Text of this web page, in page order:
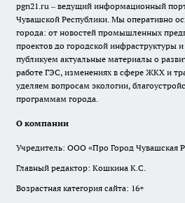
pgn21.ru – ведущий информационный
Чувашской Республики. Мы оперативно
города: от новостей промышленных
проектов до городской инфраструктуры
публикуем актуальные материалы о
работе ГЭС, изменениях в сфере ЖКХ и
уделяем вопросам экологии,
программам города.
О компании
Учредитель: ООО «Про Город Чувашская
Главный редактор: Кошкина К.С.
Возрастная категория сайта: 16+